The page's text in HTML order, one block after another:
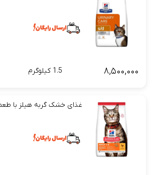
۸,۵۰۰,۰۰۰ 1.5 کیلوگرم
غذای خشک گربه هیلز با